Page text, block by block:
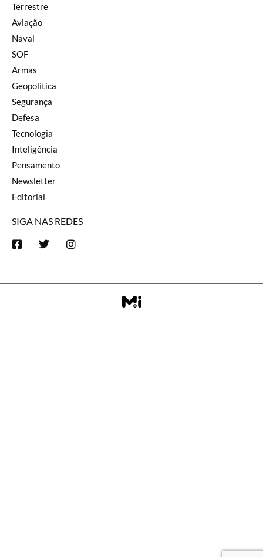
Terrestre
Aviação
Naval
SOF
Armas
Geopolítica
Segurança
Defesa
Tecnologia
Inteligência
Pensamento
Newsletter
Editorial
SIGA NAS REDES